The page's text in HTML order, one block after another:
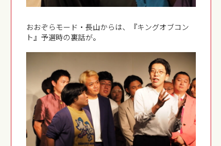
おおぞらモード・長山からは、『キングオブコン
ト』予選時の裏話が。